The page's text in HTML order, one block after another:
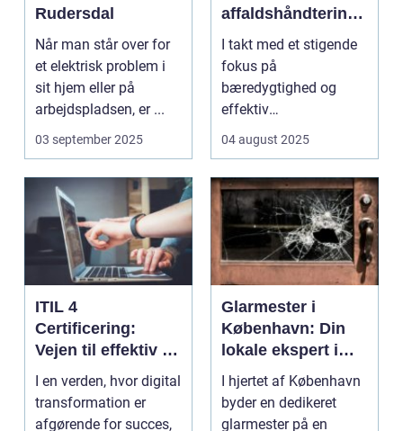
Rudersdal
Når man står over for
et elektrisk problem i
sit hjem eller på
arbejdspladsen, er ...
03 september 2025
affaldshåndtering
og
ressourcegenanve
ndelse
I takt med et stigende
fokus på
bæredygtighed og
effektiv
ressourceudnyttelse
bliver spe...
04 august 2025
ITIL 4
Certificering:
Vejen til effektiv IT-
service
management
I en verden, hvor digital
transformation er
afgørende for succes,
Glarmester i
København: Din
lokale ekspert i
glasløsninger
I hjertet af København
byder en dedikeret
glarmester på en